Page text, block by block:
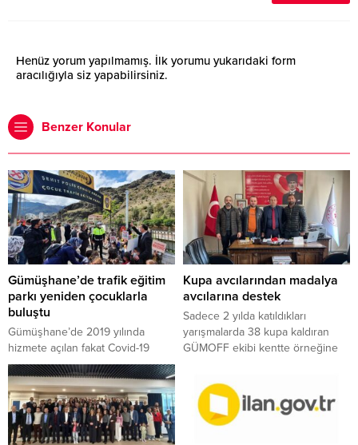
Henüz yorum yapılmamış. İlk yorumu yukarıdaki form
aracılığıyla siz yapabilirsiniz.
Benzer Konular
Gümüşhane’de trafik eğitim
parkı yeniden çocuklarla
buluştu
Gümüşhane’de 2019 yılında
hizmete açılan fakat Covid-19
salgını nedeniyle kullanılamayan
trafik eğitim parkı okulların
açılmasıyla yeniden çocuklarla
buluştu.
Kupa avcılarından madalya
avcılarına destek
Sadece 2 yılda katıldıkları
yarışmalarda 38 kupa kaldıran
GÜMOFF ekibi kentte örneğine
en son katıldıkları Türkiye
şampiyonasında 21 madalya
kazanarak tüm dikkatleri bir kez
daha üzerine çeken Gümüşhaneli